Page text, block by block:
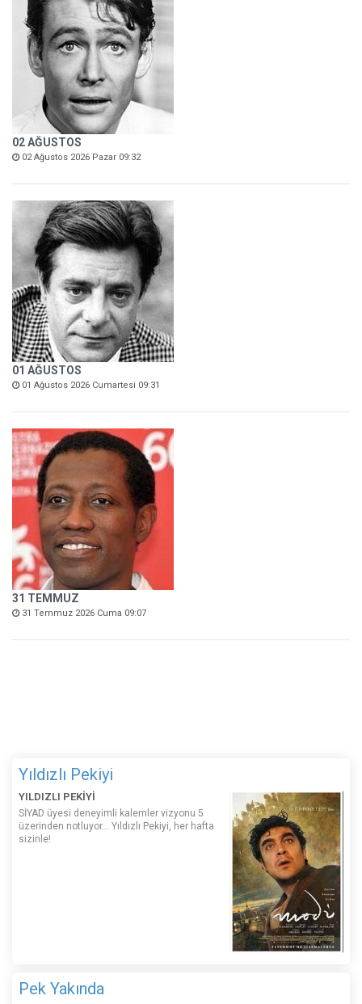
02 AĞUSTOS
02 Ağustos 2026 Pazar 09:32
01 AĞUSTOS
01 Ağustos 2026 Cumartesi 09:31
31 TEMMUZ
31 Temmuz 2026 Cuma 09:07
Yıldızlı Pekiyi
YILDIZLI PEKİYİ
SİYAD üyesi deneyimli kalemler vizyonu 5
üzerinden notluyor... Yıldızlı Pekiyi, her hafta
sizinle!
Pek Yakında